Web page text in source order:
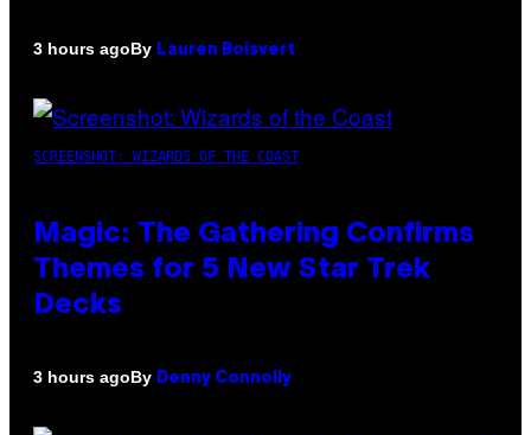
3 hours agoBy Lauren Boisvert
SCREENSHOT: WIZARDS OF THE COAST
Magic: The Gathering Confirms
Themes for 5 New Star Trek
Decks
3 hours agoBy Denny Connolly